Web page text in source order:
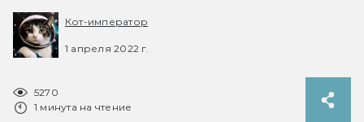
Кот-император
1 апреля 2022 г.
5270
1 минута на чтение